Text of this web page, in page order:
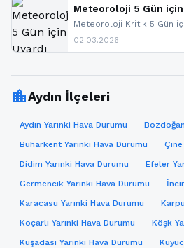
sitemizi takip edebilir ve
Meteoroloji 5 Gün için
Meteoroloji Kritik 5 Gün
02.03.2026
location_cityAydın İlçeleri
Aydın Yarınki Hava Durumu
Buharkent Yarınki Hava Durumu
Çine
Didim Yarınki Hava Durumu
Efeler
Germencik Yarınki Hava Durumu
Karacasu Yarınki Hava Durumu
Koçarlı Yarınki Hava Durumu
Köşk
Kuşadası Yarınki Hava Durumu